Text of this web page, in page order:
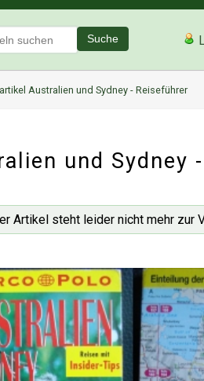
Suche
Australien und Sydney - Reiseführer
und Sydney
Artikel steht leider nicht mehr zur